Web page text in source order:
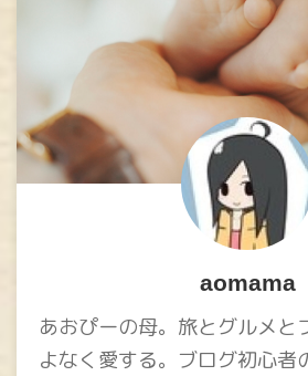
aomama
あおぴーの母。旅とグルメと
よなく愛する。ブログ初心者